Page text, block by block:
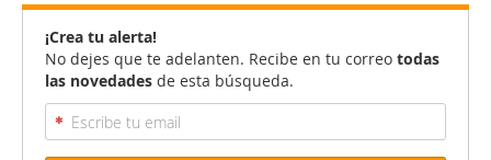
¡Crea tu alerta!
No dejes que te adelanten. Recibe en tu correo todas
las novedades de esta búsqueda.